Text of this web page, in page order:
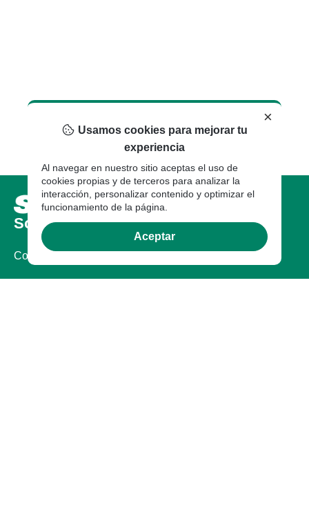
Sobre nosotros
Compañia
×
Usamos cookies para mejorar tu
experiencia
Al navegar en nuestro sitio aceptas el uso de
cookies propias y de terceros para analizar la
interacción, personalizar contenido y optimizar el
funcionamiento de la página.
Aceptar